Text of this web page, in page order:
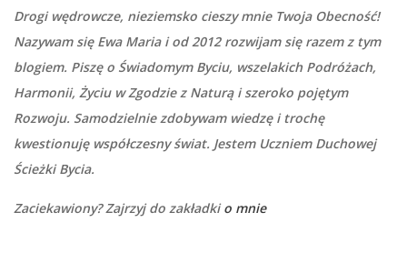
Drogi wędrowcze, nieziemsko cieszy mnie Twoja Obecność!
Nazywam się Ewa Maria i od 2012 rozwijam się razem z tym
blogiem. Piszę o Świadomym Byciu, wszelakich Podróżach,
Harmonii, Życiu w Zgodzie z Naturą i szeroko pojętym
Rozwoju. Samodzielnie zdobywam wiedzę i trochę
kwestionuję współczesny świat. Jestem Uczniem Duchowej
Ścieżki Bycia.
Zaciekawiony? Zajrzyj do zakładkio mnie